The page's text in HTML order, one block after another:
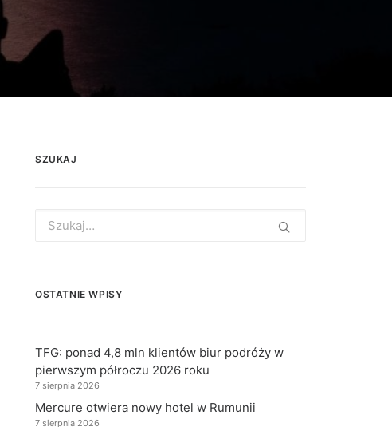
SZUKAJ
for:
OSTATNIE WPISY
TFG: ponad 4,8 mln klientów biur podróży w
pierwszym półroczu 2026 roku
7 sierpnia 2026
Mercure otwiera nowy hotel w Rumunii
7 sierpnia 2026